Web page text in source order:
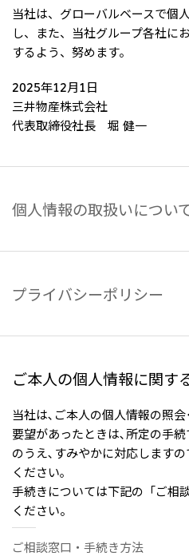
2026.8.4
2027年3月期第1四半期決算説明会
2026.8.4 適時開示
従業員向け株式報酬制度の継続
2027年3月期第1四半期決算
中南米
メキシコ三井物産有限会社
チリ三井物産有限会社
ブラジル三井物産株式会社
ドイツ三井物産有限会社
CIS
三井物産モスクワ有限会社
アジア
タイ国三井物産株式会社
インドネシア 三井物産株式会社
韓国三井物産株式会社
三井物産（中国）有限公司
当社は、グローバルベースで個
し、また、当社グループ各社に
するよう、努めます。
2025年12月1日
三井物産株式会社
代表取締役社長 堀 健一
個人情報の取扱いについ
プライバシーポリシー
ご本人の個人情報に関す
当社は､ご本人の個人情報の照
要望があったときは､所定の手
のうえ､すみやかに対応します
ください｡
手続きについては下記の「ご相
ください。
ご相談窓口・手続き方法